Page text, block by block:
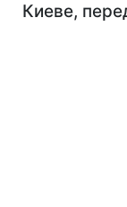
Киеве,